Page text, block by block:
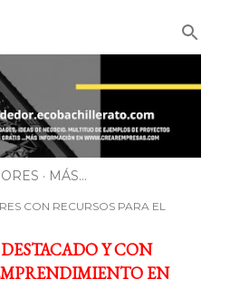
MÁS…
CON RECURSOS PARA EL
Y CON
EN